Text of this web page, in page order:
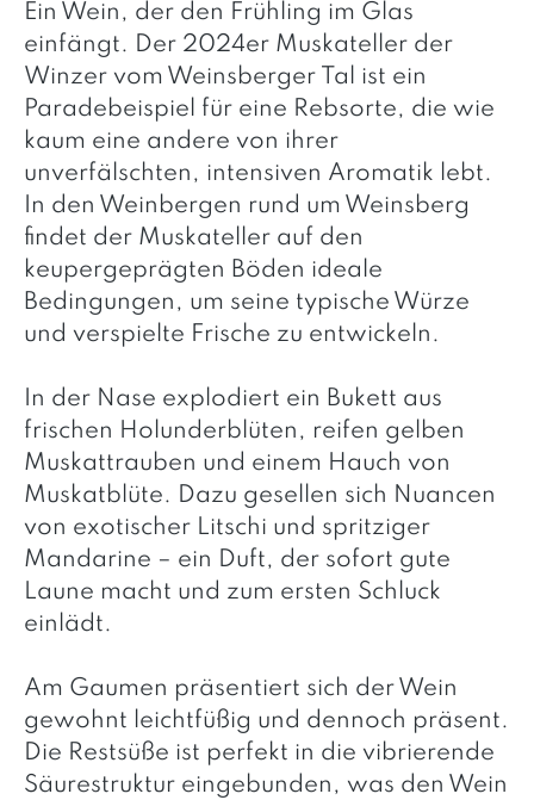
Ein Wein, der den Frühling im Glas
einfängt. Der 2024er Muskateller der
Winzer vom Weinsberger Tal ist ein
Paradebeispiel für eine Rebsorte, die wie
kaum eine andere von ihrer
unverfälschten, intensiven Aromatik lebt.
In den Weinbergen rund um Weinsberg
findet der Muskateller auf den
keupergeprägten Böden ideale
Bedingungen, um seine typische Würze
und verspielte Frische zu entwickeln.
In der Nase explodiert ein Bukett aus
frischen Holunderblüten, reifen gelben
Muskattrauben und einem Hauch von
Muskatblüte. Dazu gesellen sich Nuancen
von exotischer Litschi und spritziger
Mandarine – ein Duft, der sofort gute
Laune macht und zum ersten Schluck
einlädt.
Am Gaumen präsentiert sich der Wein
gewohnt leichtfüßig und dennoch präsent.
Die Restsüße ist perfekt in die vibrierende
Säurestruktur eingebunden, was den Wein